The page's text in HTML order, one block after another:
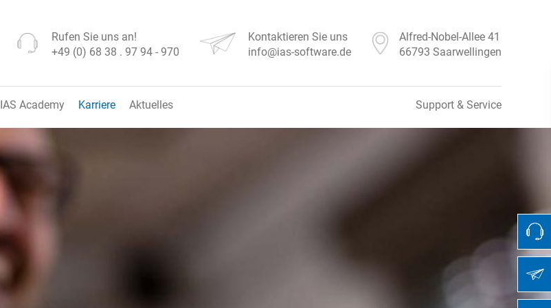
Alfred-Nobel-Allee 41
66793 Saarwellingen
Kontaktieren Sie uns
info@ias-software.de
Rufen Sie uns an!
+49 (0) 68 38 . 97 94 - 970
IAS Academy Karriere Aktuelles Support & Service